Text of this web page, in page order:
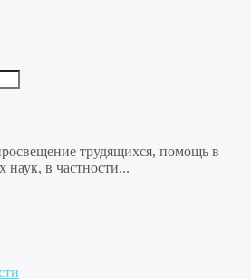
трудящихся, помощь в
в частности...